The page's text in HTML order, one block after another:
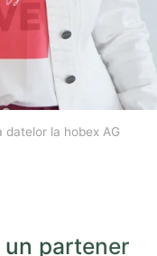
datelor la hobex AG
partener